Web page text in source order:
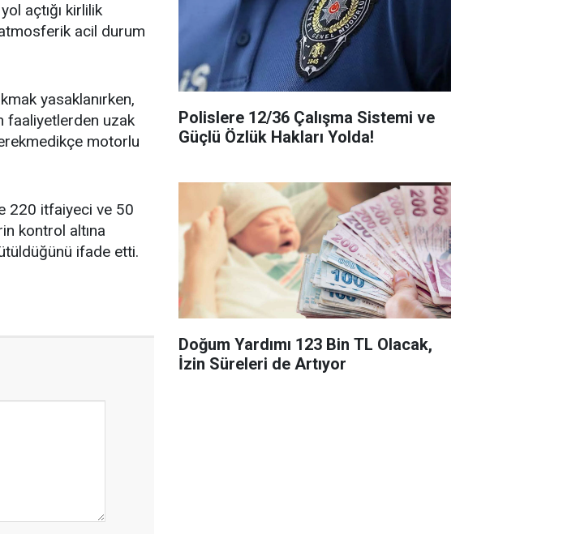
açtığı kirlilik
acil durum
yasaklanırken,
faaliyetlerden uzak
motorlu
220 itfaiyeci ve 50
kontrol altına
ifade etti.
Polislere 12/36 Çalışma Sistemi ve
Güçlü Özlük Hakları Yolda!
Doğum Yardımı 123 Bin TL Olacak,
İzin Süreleri de Artıyor